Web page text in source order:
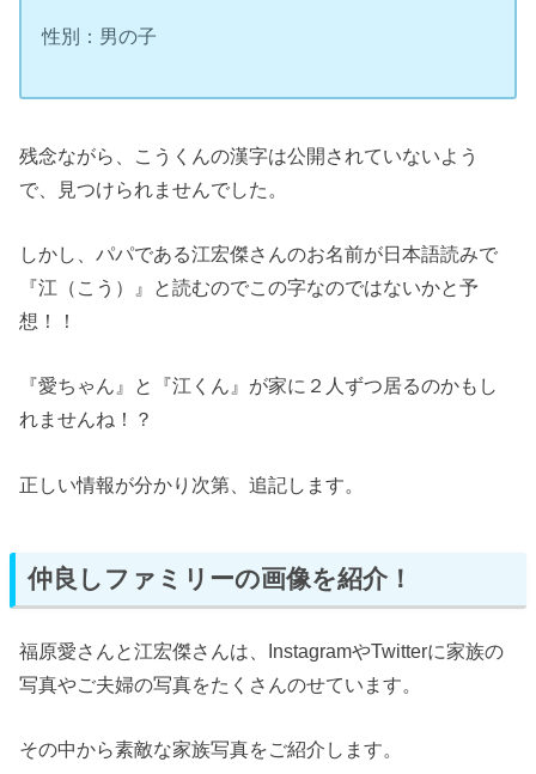
性別：男の子
残念ながら、こうくんの漢字は公開されていないよう
で、見つけられませんでした。
しかし、パパである江宏傑さんのお名前が日本語読みで
『江（こう）』と読むのでこの字なのではないかと予
想！！
『愛ちゃん』と『江くん』が家に２人ずつ居るのかもし
れませんね！？
正しい情報が分かり次第、追記します。
仲良しファミリーの画像を紹介！
福原愛さんと江宏傑さんは、InstagramやTwitterに家族の
写真やご夫婦の写真をたくさんのせています。
その中から素敵な家族写真をご紹介します。